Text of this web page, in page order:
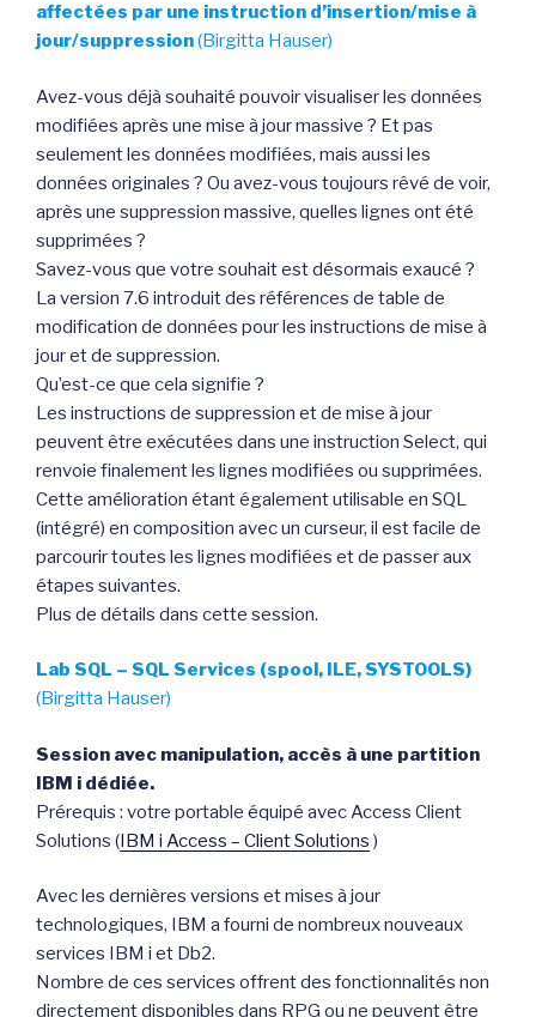
affectées par une instruction d’insertion/mise à
jour/suppression(Birgitta Hauser)
Avez-vous déjà souhaité pouvoir visualiser les données
modifiées après une mise à jour massive ? Et pas
seulement les données modifiées, mais aussi les
données originales ? Ou avez-vous toujours rêvé de voir,
après une suppression massive, quelles lignes ont été
supprimées ?
Savez-vous que votre souhait est désormais exaucé ?
La version 7.6 introduit des références de table de
modification de données pour les instructions de mise à
jour et de suppression.
Qu’est-ce que cela signifie ?
Les instructions de suppression et de mise à jour
peuvent être exécutées dans une instruction Select, qui
renvoie finalement les lignes modifiées ou supprimées.
Cette amélioration étant également utilisable en SQL
(intégré) en composition avec un curseur, il est facile de
parcourir toutes les lignes modifiées et de passer aux
étapes suivantes.
Plus de détails dans cette session.
Lab SQL – SQL Services (spool, ILE, SYSTOOLS)
(Birgitta Hauser)
Session avec manipulation, accès à une partition
IBM i dédiée.
Prérequis : votre portable équipé avec Access Client
Solutions (IBM i Access – Client Solutions )
Avec les dernières versions et mises à jour
technologiques, IBM a fourni de nombreux nouveaux
services IBM i et Db2.
Nombre de ces services offrent des fonctionnalités non
directement disponibles dans RPG ou ne peuvent être